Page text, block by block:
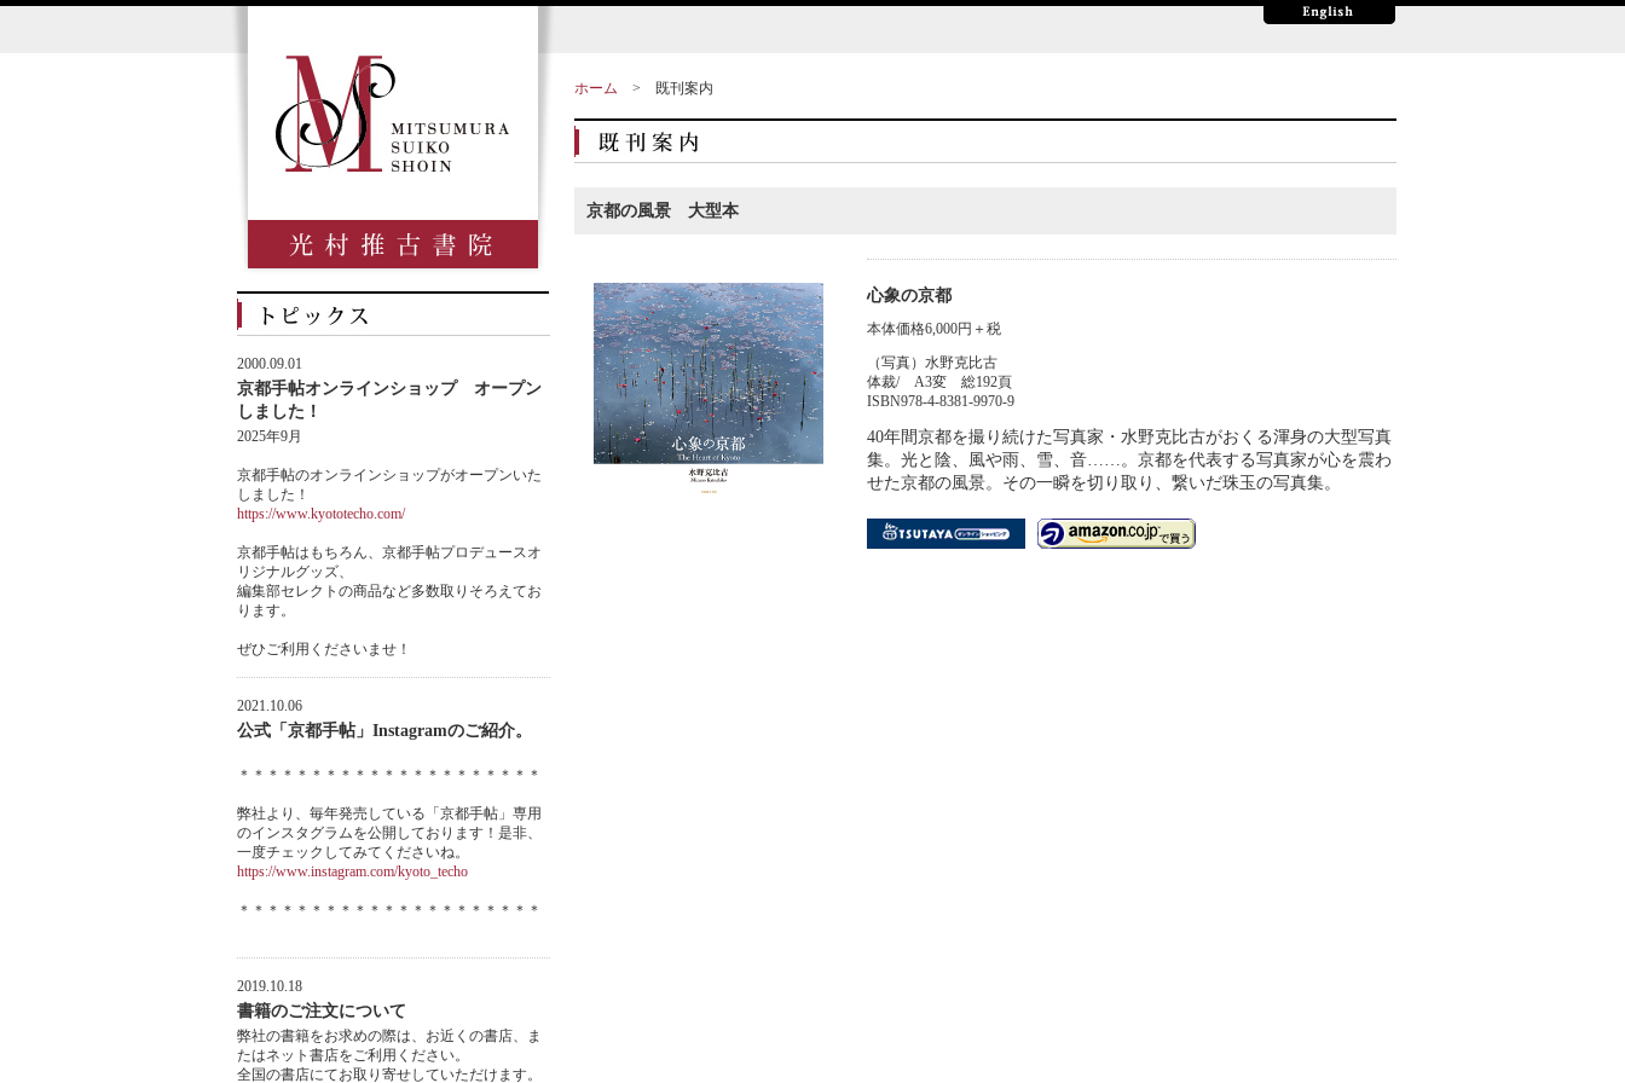
ホーム > 既刊案内
京都の風景 大型本
心象の京都
本体価格6,000円＋税
（写真）水野克比古
体裁/ A3変 総192頁
ISBN978-4-8381-9970-9
40年間京都を撮り続けた写真家・水野克比古がおくる渾身の大型写真
集。光と陰、風や雨、雪、音……。京都を代表する写真家が心を震わ
せた京都の風景。その一瞬を切り取り、繋いだ珠玉の写真集。
2000.09.01
京都手帖オンラインショップ オープン
しました！
2025年9月
京都手帖のオンラインショップがオープンいた
しました！
https://www.kyototecho.com/
京都手帖はもちろん、京都手帖プロデュースオ
リジナルグッズ、
編集部セレクトの商品など多数取りそろえてお
ります。
ぜひご利用くださいませ！
2021.10.06
公式「京都手帖」Instagramのご紹介。
＊＊＊＊＊＊＊＊＊＊＊＊＊＊＊＊＊＊＊＊＊
弊社より、毎年発売している「京都手帖」専用
のインスタグラムを公開しております！是非、
一度チェックしてみてくださいね。
https://www.instagram.com/kyoto_techo
＊＊＊＊＊＊＊＊＊＊＊＊＊＊＊＊＊＊＊＊＊
2019.10.18
書籍のご注文について
弊社の書籍をお求めの際は、お近くの書店、ま
たはネット書店をご利用ください。
全国の書店にてお取り寄せしていただけます。